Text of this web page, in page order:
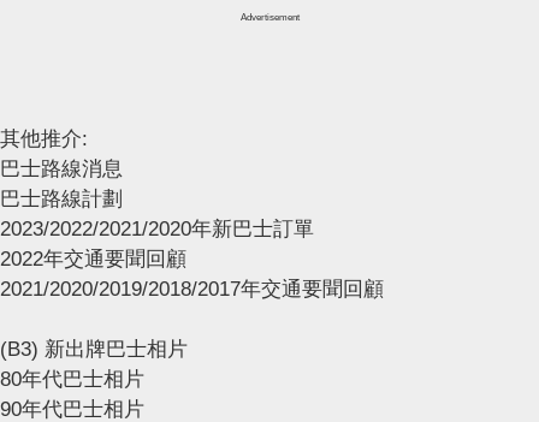
Advertisement
其他推介:
巴士路線消息
巴士路線計劃
2023/2022/2021/2020年新巴士訂單
2022年交通要聞回顧
2021/2020/2019/2018/2017年交通要聞回顧
(B3) 新出牌巴士相片
80年代巴士相片
90年代巴士相片